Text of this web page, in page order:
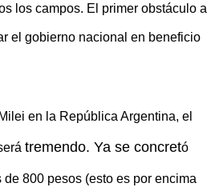
los campos. El primer obstáculo a
el gobierno nacional en beneficio
en la República Argentina, el
tremendo. Ya se concretó
de 800 pesos (esto es por encima